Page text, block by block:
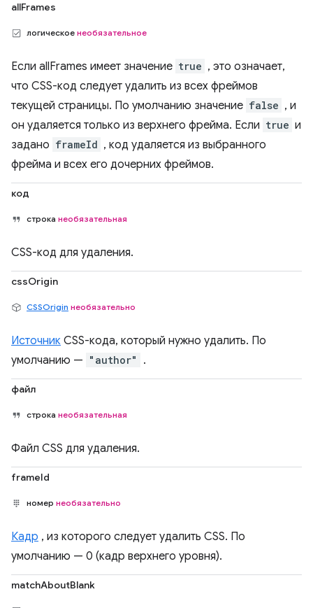
allFrames
логическое необязательное
Если allFrames имеет значение true , это означает,
что CSS-код следует удалить из всех фреймов
текущей страницы. По умолчанию значение false , и
он удаляется только из верхнего фрейма. Если true и
задано frameId , код удаляется из выбранного
фрейма и всех его дочерних фреймов.
код
строка необязательная
CSS-код для удаления.
cssOrigin
CSSOrigin необязательно
Источник CSS-кода, который нужно удалить. По
умолчанию — "author" .
файл
строка необязательная
Файл CSS для удаления.
frameId
номер необязательно
Кадр , из которого следует удалить CSS. По
умолчанию — 0 (кадр верхнего уровня).
matchAboutBlank